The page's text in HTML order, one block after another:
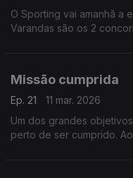
O Sporting vai amanhã a
Varandas são os 2
Missão cumprida
Ep. 21
11 mar. 2026
Um dos grandes
perto de ser cumprido.